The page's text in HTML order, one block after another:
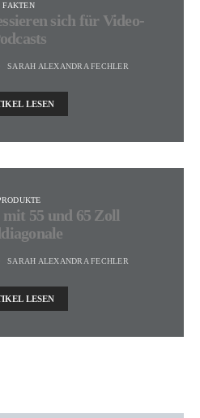
FAKTEN
sich für Video-
SARAH ALEXANDRA FECHLER
LESEN
mit 55 und 65 Zoll
SARAH ALEXANDRA FECHLER
LESEN